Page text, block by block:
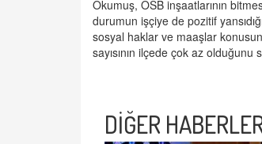
Okumuş, OSB inşaatlarının
durumun işçiye de pozitif
sosyal haklar ve maaşlar
sayısının ilçede çok az olduğunu
DİĞER